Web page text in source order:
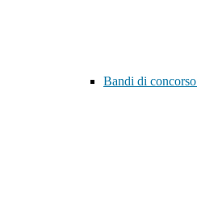
Bandi di concorso